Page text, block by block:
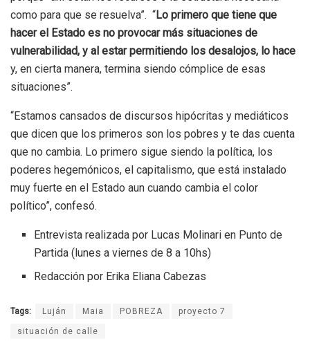
como para que se resuelva”. “Lo primero que tiene que
hacer el Estado es no provocar más situaciones de
vulnerabilidad, y al estar permitiendo los desalojos, lo hace
y, en cierta manera, termina siendo cómplice de esas
situaciones”.
“Estamos cansados de discursos hipócritas y mediáticos
que dicen que los primeros son los pobres y te das cuenta
que no cambia. Lo primero sigue siendo la política, los
poderes hegemónicos, el capitalismo, que está instalado
muy fuerte en el Estado aun cuando cambia el color
político”, confesó.
Entrevista realizada por Lucas Molinari en Punto de
Partida (lunes a viernes de 8 a 10hs)
Redacción por Erika Eliana Cabezas
Tags: Luján Maia POBREZA proyecto 7
situación de calle